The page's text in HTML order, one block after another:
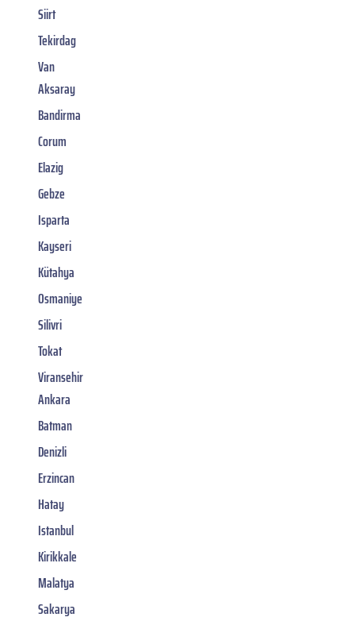
Siirt
Tekirdag
Van
Aksaray
Bandirma
Corum
Elazig
Gebze
Isparta
Kayseri
Kütahya
Osmaniye
Silivri
Tokat
Viransehir
Ankara
Batman
Denizli
Erzincan
Hatay
Istanbul
Kirikkale
Malatya
Sakarya